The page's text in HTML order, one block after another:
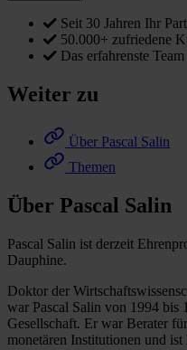
Seit 30 Jahren Ihr
50.000+ zufriedene
Das erfahrenste
Weiter zu
Über Pascal Salin
Themen
Über Pascal Salin
Pascal Salin ist derzeit
Dauphine.
Doktor der
war Pascal Salin von 1994 bis
Gesellschaft. Er war Berater
monetären Institutionen und